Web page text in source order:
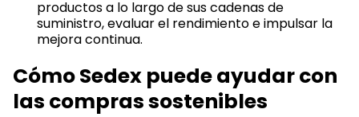
productos a lo largo de sus cadenas de
suministro, evaluar el rendimiento e impulsar la
mejora continua.
Cómo Sedex puede ayudar con
las compras sostenibles